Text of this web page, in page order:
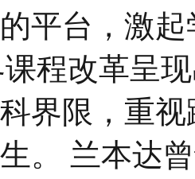
平台，激
程改革呈
界限，重
。 兰本达